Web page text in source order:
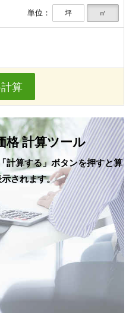
単位： 坪 ㎡
算
格 計算ツール
計算する」ボタンを押すと算
されます。